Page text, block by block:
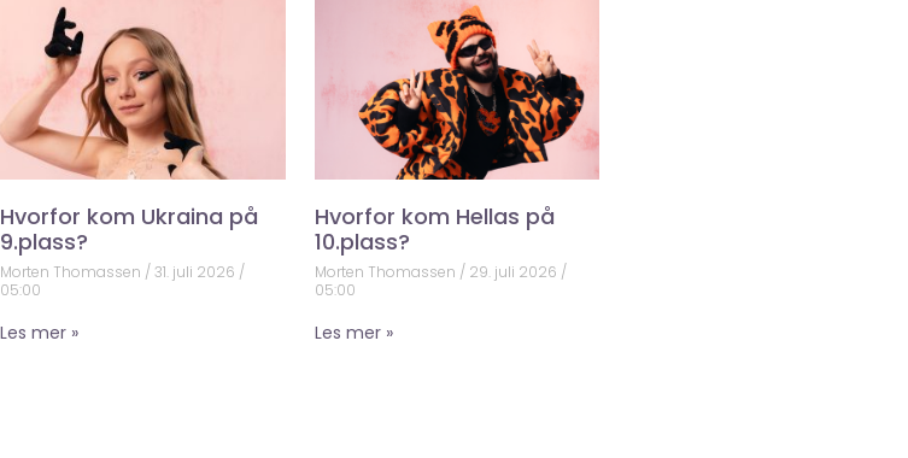
Hvorfor kom Ukraina på
9.plass?
Morten Thomassen
31. juli 2026
05:00
Les mer »
Hvorfor kom Hellas på
10.plass?
Morten Thomassen 29. juli 2026
05:00
Les mer »